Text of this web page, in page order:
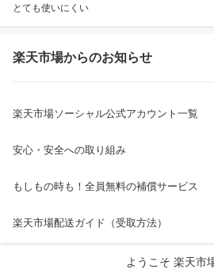
ようこそ 楽天市
とても使いにくい
楽天市場からのお知らせ
楽天市場ソーシャル公式アカウント一覧
安心・安全への取り組み
もしもの時も！全員無料の補償サービス
楽天市場配送ガイド（受取方法）
楽天にお店を開きませんか？